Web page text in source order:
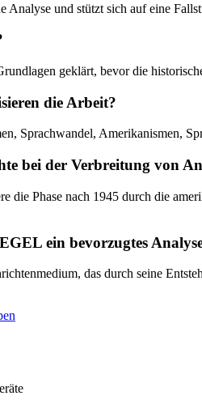
Analyse und stützt sich auf eine
geklärt, bevor die
die Arbeit?
Sprachwandel, Amerikanismen,
bei der Verbreitung von
die Phase nach 1945 durch die
ein bevorzugtes
das durch seine